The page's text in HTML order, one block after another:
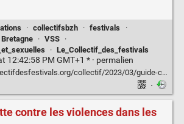
· collectifsbzh · festivals
·
Bretagne · VSS ·
· Le_Collectif_des_festivals
12:42:58 PM GMT+1 * · permalien
collectif/2023/03/guide-construire-un-protocole-de-lutte-contre-les-vss/
·
contre les violences dans les